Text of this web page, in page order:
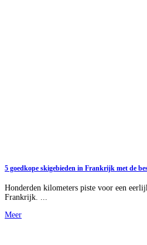
5 goedkope skigebieden in Frankrijk met de
Honderden kilometers piste voor een
Frankrijk. ...
Meer